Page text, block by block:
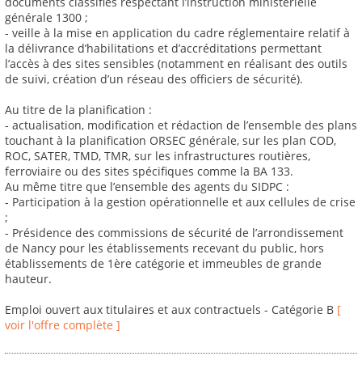
générale 1300 ;
- veille à la mise en application du cadre réglementaire relatif à
la délivrance d’habilitations et d’accréditations permettant
l’accès à des sites sensibles (notamment en réalisant des outils
de suivi, création d’un réseau des officiers de sécurité).
Au titre de la planification :
- actualisation, modification et rédaction de l’ensemble des plans
touchant à la planification ORSEC générale, sur les plan COD,
ROC, SATER, TMD, TMR, sur les infrastructures routières,
ferroviaire ou des sites spécifiques comme la BA 133.
Au même titre que l’ensemble des agents du SIDPC :
- Participation à la gestion opérationnelle et aux cellules de crise
;
- Présidence des commissions de sécurité de l’arrondissement
de Nancy pour les établissements recevant du public, hors
établissements de 1ère catégorie et immeubles de grande
hauteur.
Emploi ouvert aux titulaires et aux contractuels - Catégorie B [
voir l'offre complète ]